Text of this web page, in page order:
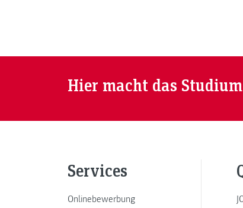
Hier macht das
Services
Onlinebewerbung